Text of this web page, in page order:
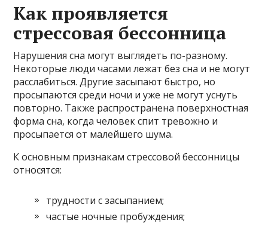
Как проявляется
стрессовая бессонница
Нарушения сна могут выглядеть по-разному.
Некоторые люди часами лежат без сна и не могут
расслабиться. Другие засыпают быстро, но
просыпаются среди ночи и уже не могут уснуть
повторно. Также распространена поверхностная
форма сна, когда человек спит тревожно и
просыпается от малейшего шума.
К основным признакам стрессовой бессонницы
относятся:
трудности с засыпанием;
частые ночные пробуждения;